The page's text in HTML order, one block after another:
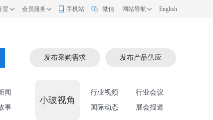
室 会员服务 手机站 微信 网站导航 English
发布采购需求 发布产品供应
闻
事
小玻视角
行业视频
行业会议
国际动态
展会报道